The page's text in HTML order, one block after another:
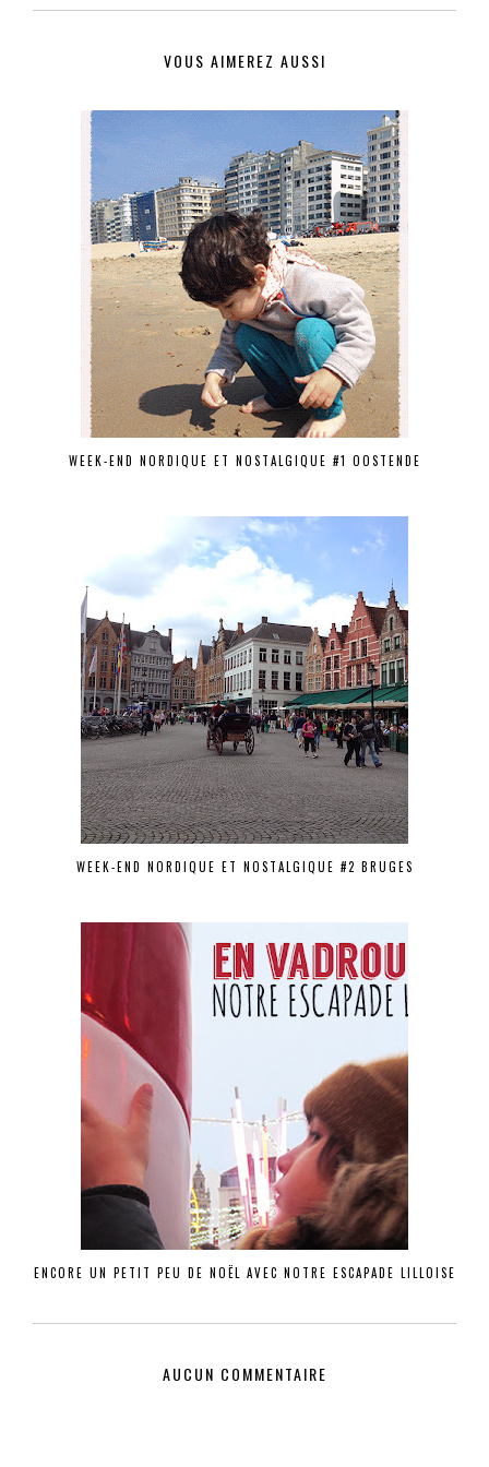
VOUS AIMEREZ AUSSI
WEEK-END NORDIQUE ET NOSTALGIQUE #1 OOSTENDE
WEEK-END NORDIQUE ET NOSTALGIQUE #2 BRUGES
ENCORE UN PETIT PEU DE NOËL AVEC NOTRE ESCAPADE LILLOISE
AUCUN COMMENTAIRE